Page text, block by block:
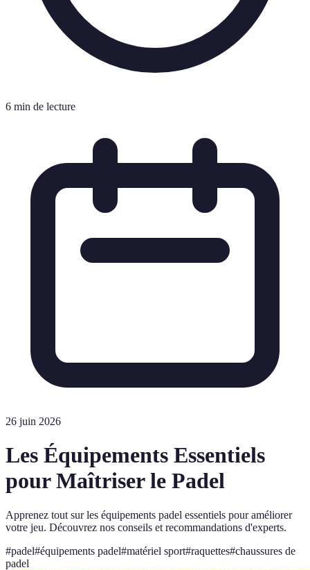
6 min de lecture
26 juin 2026
Les Équipements Essentiels
pour Maîtriser le Padel
Apprenez tout sur les équipements padel essentiels pour améliorer
votre jeu. Découvrez nos conseils et recommandations d'experts.
#padel#équipements padel#matériel sport#raquettes#chaussures de
padel